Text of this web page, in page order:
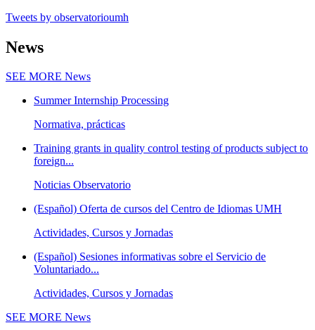
Tweets by observatorioumh
News
SEE MORE News
Summer Internship Processing
Normativa, prácticas
Training grants in quality control testing of products subject to
foreign...
Noticias Observatorio
(Español) Oferta de cursos del Centro de Idiomas UMH
Actividades, Cursos y Jornadas
(Español) Sesiones informativas sobre el Servicio de
Voluntariado...
Actividades, Cursos y Jornadas
SEE MORE News